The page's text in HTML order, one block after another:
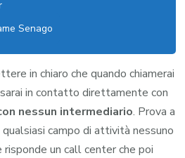
Senago
in chiaro che quando chiamerai
sarai in contatto direttamente con
nessun intermediario. Prova a
campo di attività nessuno
risponde un call center che poi